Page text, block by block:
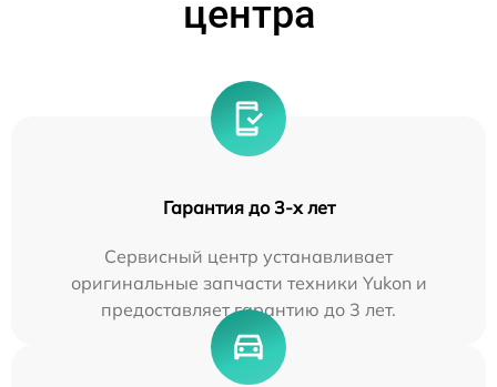
центра
Гарантия до 3-х лет
Сервисный центр устанавливает
оригинальные запчасти техники Yukon и
предоставляет гарантию до 3 лет.